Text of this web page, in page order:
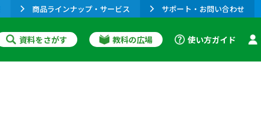
商品ラインナップ・サービス サポート・お問い合わせ
資料をさがす 教科の広場 使い方ガイド